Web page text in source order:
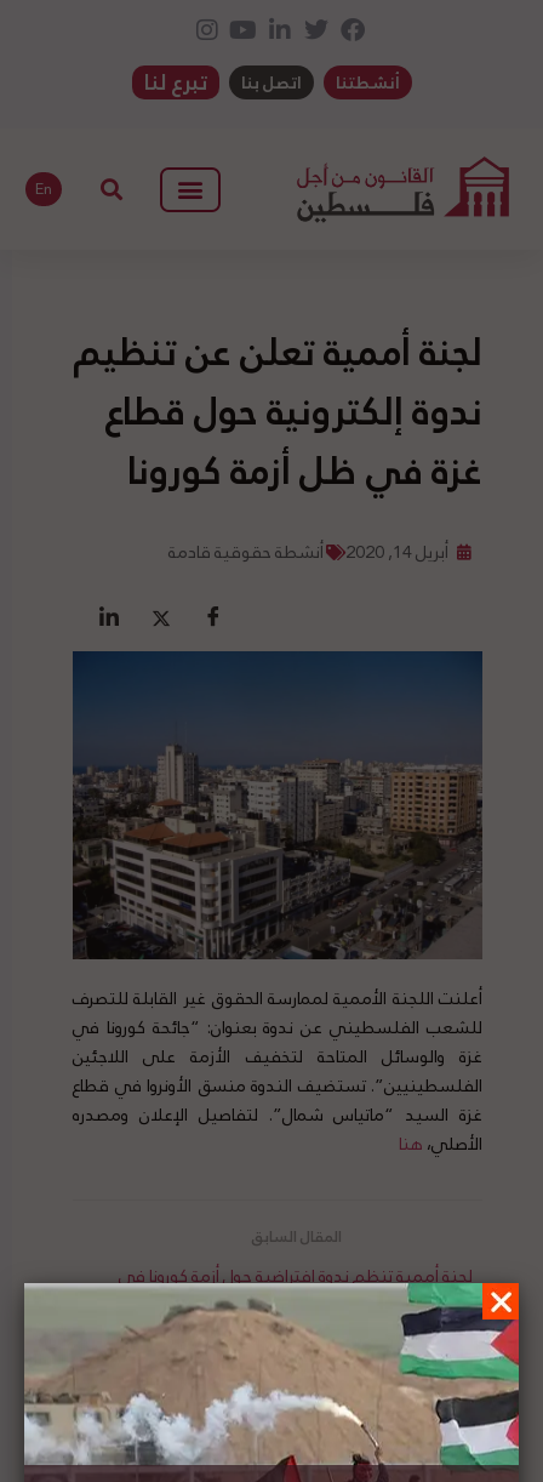
أنشطتنا اتصل بنا تبرع لنا
En
لجنة أممية تعلن عن تنظيم
ندوة إلكترونية حول قطاع
غزة في ظل أزمة كورونا
أبريل 14, 2020 أنشطة حقوقية قادمة
أعلنت اللجنة الأممية لممارسة الحقوق غير القابلة للتصرف
للشعب الفلسطيني عن ندوة بعنوان: “جائحة كورونا في
غزة والوسائل المتاحة لتخفيف الأزمة على اللاجئين
الفلسطينيين”. تستضيف الندوة منسق الأونروا في قطاع
غزة السيد “ماتياس شمال”. لتفاصيل الإعلان ومصدره
الأصلي،هنا
لجنة أممية تنظم ندوة افتراضية حول أزمة كورونا في
الأراضي المحتلة
العليا الإسرائيلية تلزم وزارة الصحة الإسرائيلية بتوفير
عيادات طبية ل150 ألف مقدسي